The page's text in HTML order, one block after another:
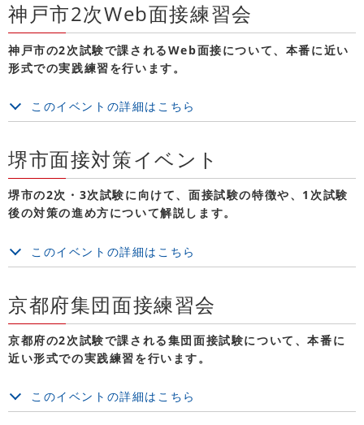
神戸市2次Web面接練習会
神戸市の2次試験で課されるWeb面接について、本番に近い
形式での実践練習を行います。
このイベントの詳細はこちら
堺市面接対策イベント
堺市の2次・3次試験に向けて、面接試験の特徴や、1次試験
後の対策の進め方について解説します。
このイベントの詳細はこちら
京都府集団面接練習会
京都府の2次試験で課される集団面接試験について、本番に
近い形式での実践練習を行います。
このイベントの詳細はこちら